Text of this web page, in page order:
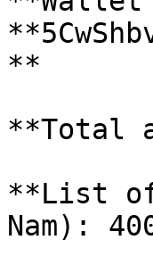
**
**Total
**List of
Nam):